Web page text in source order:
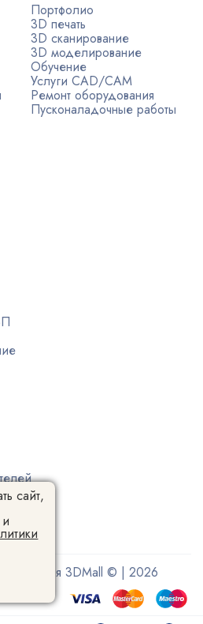
Портфолио
3D печать
3D сканирование
3D моделирование
Обучение
Услуги CAD/CAM
Ремонт оборудования
Пусконаладочные работы
3DMall © | 2026
сайт,